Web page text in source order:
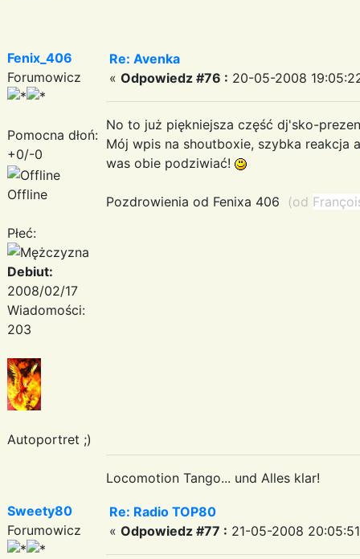
Fenix_406
Forumowicz
Pomocna dłoń:
+0/-0
Offline
Płeć:
Debiut:
2008/02/17
Wiadomości:
203
Autoportret ;)
Re: Avenka
« Odpowiedz #76 : 20-05-2008
No to już piękniejsza część dj'sko-
Mój wpis na shoutboxie, szybka
was obie podziwiać!
Pozdrowienia od Fenixa 406 (od
Locomotion Tango... und Alles klar!
Sweety80
Forumowicz
Re: Radio TOP80
« Odpowiedz #77 : 21-05-2008